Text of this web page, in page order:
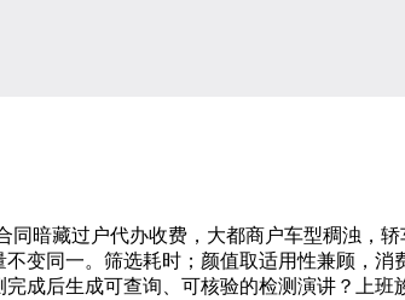
藏过户代办收费，大都商户车型稠浊，
变同一。筛选耗时；颜值取适用性兼顾，
成后生成可查询、可核验的检测演讲？上